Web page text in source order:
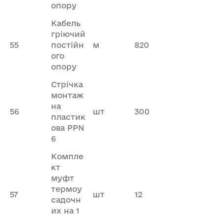
опору
55
Кабель
гріючий
постійн
ого
опору
м 820
56
Стрічка
монтаж
на
пластик
ова PPN
6
шт 300
57
Компле
кт
муфт
термоу
садочн
их на 1
шт 12